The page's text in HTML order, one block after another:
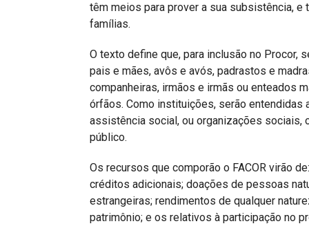
têm meios para prover a sua subsistência,
famílias.
O texto define que, para inclusão no Procor,
pais e mães, avôs e avós, padrastos e
companheiras, irmãos e irmãs ou enteados
órfãos. Como instituições, serão entendidas
assistência social, ou organizações sociais,
público.
Os recursos que comporão o FACOR virão
créditos adicionais; doações de pessoas
estrangeiras; rendimentos de qualquer
patrimônio; e os relativos à participação no